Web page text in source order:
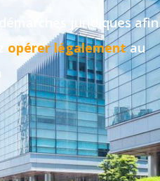
juridiques afin
opérer légalementau